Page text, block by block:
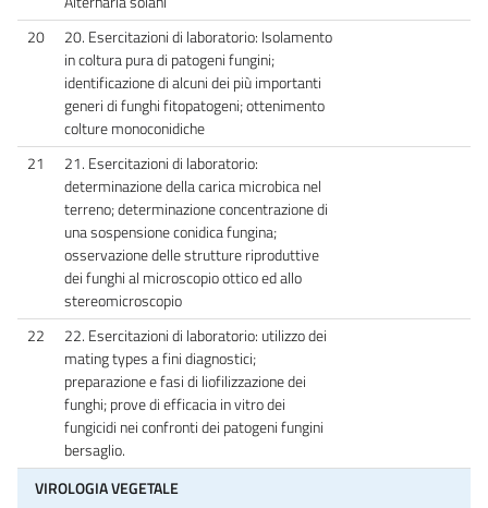
20
20. Esercitazioni di laboratorio: Isolamento
in coltura pura di patogeni fungini;
identificazione di alcuni dei più importanti
generi di funghi fitopatogeni; ottenimento
colture monoconidiche
21
21. Esercitazioni di laboratorio:
determinazione della carica microbica nel
terreno; determinazione concentrazione di
una sospensione conidica fungina;
osservazione delle strutture riproduttive
dei funghi al microscopio ottico ed allo
stereomicroscopio
22
22. Esercitazioni di laboratorio: utilizzo dei
mating types a fini diagnostici;
preparazione e fasi di liofilizzazione dei
funghi; prove di efficacia in vitro dei
fungicidi nei confronti dei patogeni fungini
bersaglio.
VIROLOGIA VEGETALE